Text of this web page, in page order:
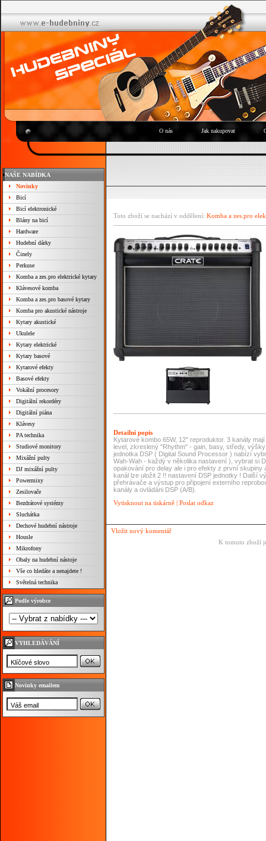
O nás Jak nakupovat
NAŠE NABÍDKA
Novinky
Bicí
Bicí elektronické
Blány na bicí
Hardware
Hudební dárky
Činely
Perkuse
Komba a zes.pro elektrické kytary
Klávesové komba
Komba a zes.pro basové kytary
Komba pro akustické nástroje
Kytary akustické
Ukulele
Kytary elektrické
Kytary basové
Kytarové efekty
Basové efekty
Vokální procesory
Digitální rekordéry
Digitální piána
Klávesy
PA technika
Studiové monitory
Mixážní pulty
DJ mixážní pulty
Powermixy
Zesilovače
Bezdrátové systémy
Sluchátka
Dechové hudební nástroje
Housle
Mikrofony
Obaly na hudební nástoje
Vše co hledáte a nenajdete !
Světelná technika
Podle výrobce
VYHLEDÁVÁNÍ
Novinky emailem
Toto zboží se nachází v oddělení: Komba a zes.pro
Detailní popis
Kytarové kombo 65W, 12" reproduktor. 3 kanály
level, zkreslený "Rhythm" - gain, basy, středy,
jednotka DSP ( Digital Sound Processor ) nabízí
Wah-Wah - každý v několika nastavení ), vybrat si
opakování pro delay ale i pro efekty z první
kanál lze uložit 2 !! nastavení DSP jednotky ! Další
přehrávače a výstup pro připojení externího
kanály a ovládáni DSP (A/B).
Vytisknout na tiskárně | Poslat odkaz
Vložit nový komentář
K tomuto zboží